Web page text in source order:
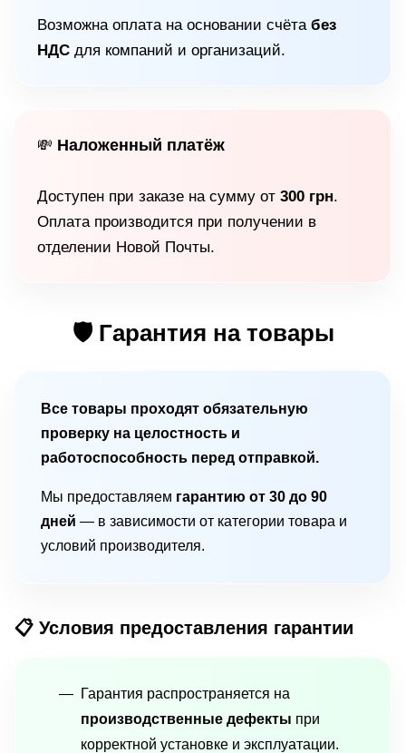
Возможна оплата на основании счёта без
НДС для компаний и организаций.
💸 Наложенный платёж
Доступен при заказе на сумму от 300 грн.
Оплата производится при получении в
отделении Новой Почты.
🛡 Гарантия на товары
Все товары проходят обязательную
проверку на целостность и
работоспособность перед отправкой.
Мы предоставляем гарантию от 30 до 90
дней — в зависимости от категории товара и
условий производителя.
📋 Условия предоставления гарантии
Гарантия распространяется на
производственные дефекты при
корректной установке и эксплуатации.